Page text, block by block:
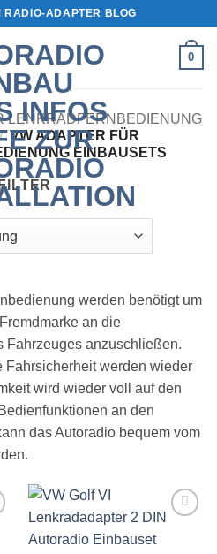
RADIO-ADAPTER BLOG
0
LENKRADFERNBEDIENUNG
VW ADAPTER FÜR
EINBAUSETS
FILTER
werden benötigt um
an die
Fahrzeuges anzuschließen.
Fahrsicherheit werden wieder
wird wieder voll auf den
an den
das Autoradio bequem vom
Wunschliste